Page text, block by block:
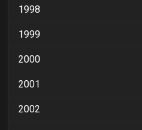
1998
1999
2000
2001
2002